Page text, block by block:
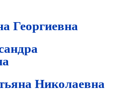
Георгиевна
Николаевна